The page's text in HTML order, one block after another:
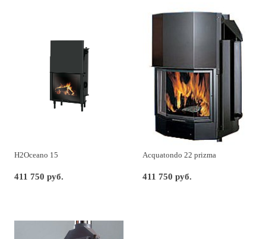
H2Oceano 15
411 750 руб.
Acquatondo 22 prizma
411 750 руб.